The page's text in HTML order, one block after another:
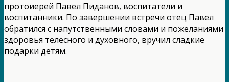
протоиерей Павел Пиданов, воспитатели и
воспитанники. По завершении встречи отец Павел
обратился с напутственными словами и пожеланиями
здоровья телесного и духовного, вручил сладкие
подарки детям.